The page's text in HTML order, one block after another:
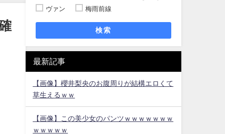
ヴァン
梅雨前線
検索
最新記事
【画像】櫻井梨央のお腹周りが結構エロくて
草生えるｗｗ
【画像】この美少女のパンツｗｗｗｗｗｗｗ
ｗｗｗｗｗ